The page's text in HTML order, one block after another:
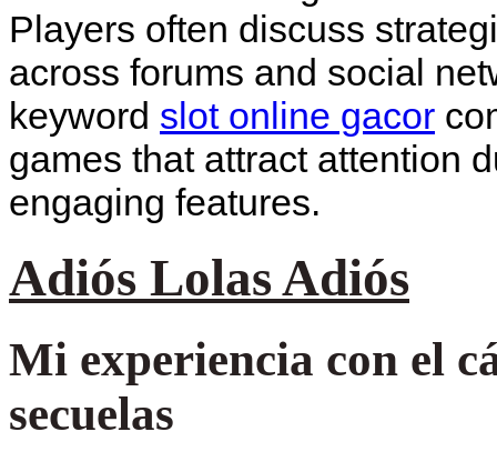
Players often discuss
across forums and social
keyword slot online gacor
games that attract attention
engaging features.
Adiós Lolas Adiós
Mi experiencia con el
secuelas